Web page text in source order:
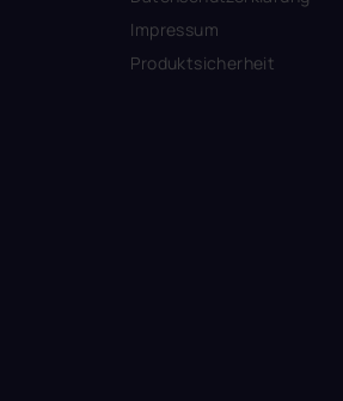
Impressum
Produktsicherheit